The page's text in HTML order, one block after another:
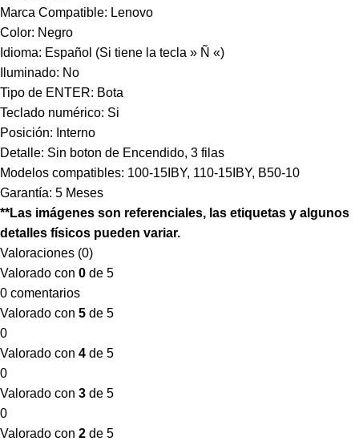
Marca Compatible: Lenovo
Color: Negro
Idioma: Español (Si tiene la tecla » Ñ «)
Iluminado: No
Tipo de ENTER: Bota
Teclado numérico: Si
Posición: Interno
Detalle: Sin boton de Encendido, 3 filas
Modelos compatibles: 100-15IBY, 110-15IBY, B50-10
Garantía: 5 Meses
**Las imágenes son referenciales, las etiquetas y algunos
detalles físicos pueden variar.
Valoraciones (0)
Valorado con 0 de 5
0 comentarios
Valorado con 5 de 5
0
Valorado con 4 de 5
0
Valorado con 3 de 5
0
Valorado con 2 de 5